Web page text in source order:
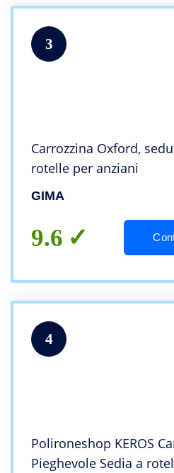
3
Carrozzina Oxford,
rotelle per anziani
GIMA
9.6
4
Polironeshop KEROS
Pieghevole Sedia a